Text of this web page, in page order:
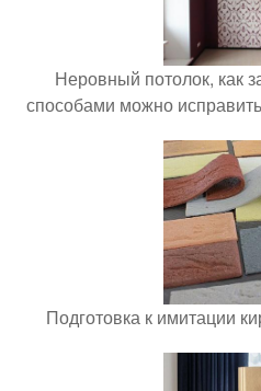
Неровный потолок, как
способами можно
Подготовка к имитации